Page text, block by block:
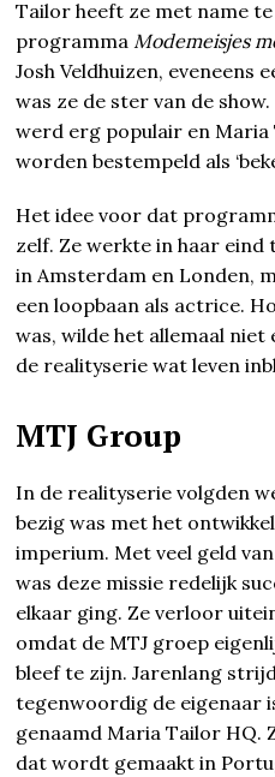
Tailor heeft ze met name
programmaModemeisjes
Josh Veldhuizen, eveneens
was ze de ster van de
werd erg populair en Maria
worden bestempeld als
Het idee voor dat
zelf. Ze werkte in haar
in Amsterdam en Londen,
een loopbaan als actrice.
was, wilde het allemaal
de realityserie wat leven
MTJ Group
In de realityserie volgden
bezig was met het
imperium. Met veel geld
was deze missie redelijk
elkaar ging. Ze verloor
omdat de MTJ groep
bleef te zijn. Jarenlang
tegenwoordig de eigenaar
genaamd Maria Tailor HQ.
dat wordt gemaakt in